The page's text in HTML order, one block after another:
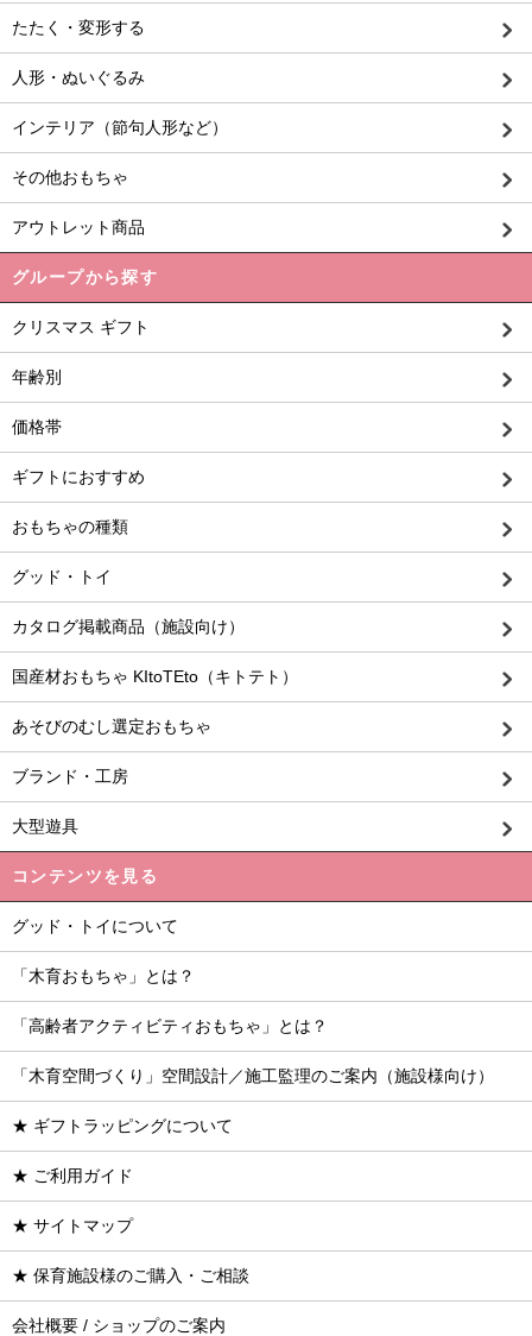
たたく・変形する
人形・ぬいぐるみ
インテリア（節句人形など）
その他おもちゃ
アウトレット商品
グループから探す
クリスマス ギフト
年齢別
価格帯
ギフトにおすすめ
おもちゃの種類
グッド・トイ
カタログ掲載商品（施設向け）
国産材おもちゃ KItoTEto（キトテト）
あそびのむし選定おもちゃ
ブランド・工房
大型遊具
コンテンツを見る
グッド・トイについて
「木育おもちゃ」とは？
「高齢者アクティビティおもちゃ」とは？
「木育空間づくり」空間設計／施工監理のご案内（施設様向け）
★ ギフトラッピングについて
★ ご利用ガイド
★ サイトマップ
★ 保育施設様のご購入・ご相談
会社概要 / ショップのご案内